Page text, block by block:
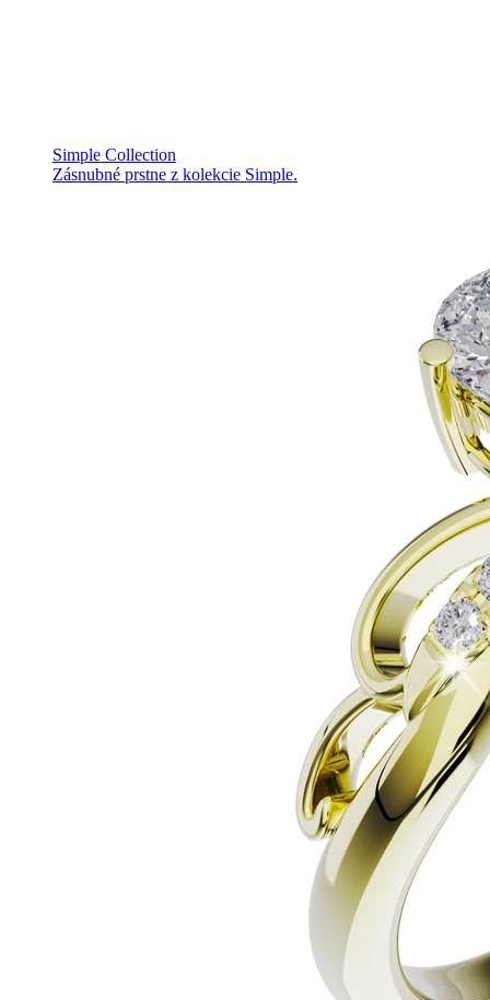
Simple Collection
Zásnubné prstne z kolekcie Simple.